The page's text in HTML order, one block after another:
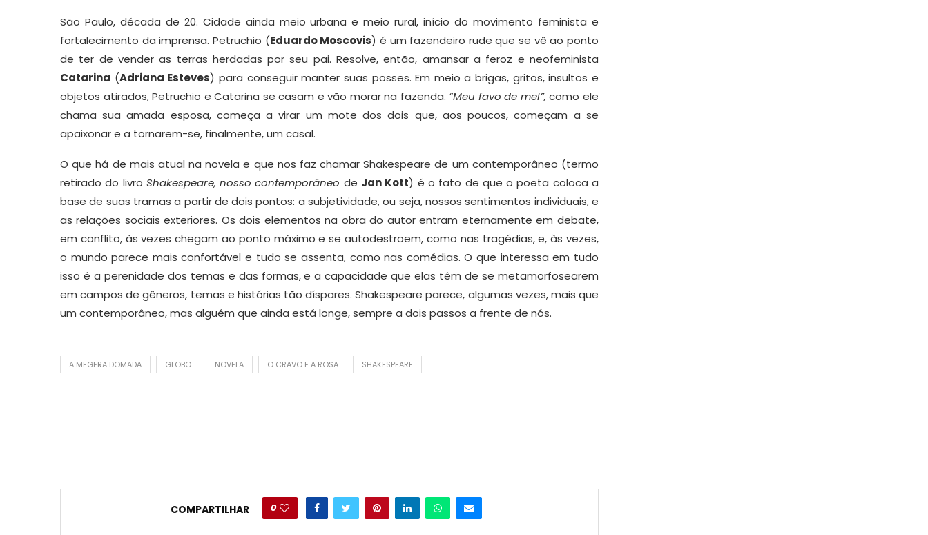
São Paulo, década de 20. Cidade ainda meio urbana e meio rural, início do movimento feminista e
fortalecimento da imprensa. Petruchio (Eduardo Moscovis) é um fazendeiro rude que se vê ao ponto
de ter de vender as terras herdadas por seu pai. Resolve, então, amansar a feroz e neofeminista
Catarina (Adriana Esteves) para conseguir manter suas posses. Em meio a brigas, gritos, insultos e
objetos atirados, Petruchio e Catarina se casam e vão morar na fazenda. “Meu favo de mel”, como ele
chama sua amada esposa, começa a virar um mote dos dois que, aos poucos, começam a se
apaixonar e a tornarem-se, finalmente, um casal.
O que há de mais atual na novela e que nos faz chamar Shakespeare de um contemporâneo (termo
retirado do livro Shakespeare, nosso contemporâneo de Jan Kott) é o fato de que o poeta coloca a
base de suas tramas a partir de dois pontos: a subjetividade, ou seja, nossos sentimentos individuais, e
as relações sociais exteriores. Os dois elementos na obra do autor entram eternamente em debate,
em conflito, às vezes chegam ao ponto máximo e se autodestroem, como nas tragédias, e, às vezes,
o mundo parece mais confortável e tudo se assenta, como nas comédias. O que interessa em tudo
isso é a perenidade dos temas e das formas, e a capacidade que elas têm de se metamorfosearem
em campos de gêneros, temas e histórias tão díspares. Shakespeare parece, algumas vezes, mais que
um contemporâneo, mas alguém que ainda está longe, sempre a dois passos a frente de nós.
A MEGERA DOMADA GLOBO NOVELA O CRAVO E A ROSA SHAKESPEARE
COMPARTILHAR 0